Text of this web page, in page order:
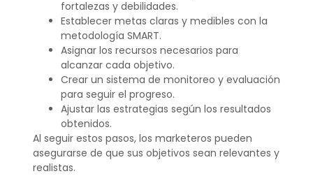
fortalezas y debilidades.
Establecer metas claras y medibles con la
metodología SMART.
Asignar los recursos necesarios para
alcanzar cada objetivo.
Crear un sistema de monitoreo y evaluación
para seguir el progreso.
Ajustar las estrategias según los resultados
obtenidos.
Al seguir estos pasos, los marketeros pueden
asegurarse de que sus objetivos sean relevantes y
realistas.